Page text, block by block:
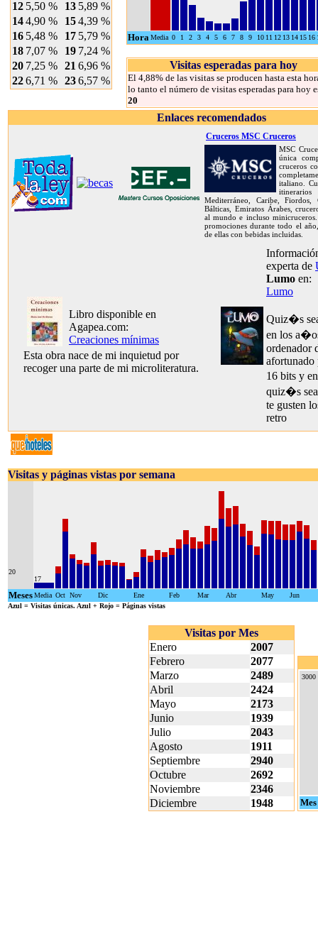
12 5,50 % 13 5,89 %
144,90 % 154,39 %
16 5,48 % 17 5,79 %
18 7,07 % 19 7,24 %
20 7,25 % 21 6,96 %
226,71 % 236,57 %
HoraMedia 0 1 2 3 4 5 6 7 8 9 10 11 12 13 14 15 16
Visitas esperadas para hoy
El 4,88% de las visitas se producen hasta esta
lo tanto el número de visitas esperadas para hoy
20
Enlaces recomendados
Cruceros MSC Cruceros
MSC
única
cruceros
italiano.
Mediterráneo, Caribe, Fiordos,
Bálticas, Emiratos Árabes,
al mundo e incluso
promociones durante todo el
de ellas con bebidas incluidas.
Libro disponible en
Agapea.com:
Creaciones mínimas
Esta obra nace de mi inquietud por
recoger una parte de mi microliteratura.
experta de
Lumo en:
Lumo
Quiz�s
en los
ordenador
afortunado
16 bits y
quiz�s
te gusten
retro
Visitas y páginas vistas por semana
20
17
MesesMedia Oct Nov Dic Ene Feb Mar Abr May
Jun
Azul = Visitas únicas. Azul + Rojo = Páginas vistas
Visitas por Mes
Enero
2007
Febrero
2077
Marzo
2489
Abril
2424
Mayo
2173
Junio
1939
Julio
2043
Agosto
1911
Septiembre
2940
Octubre
2692
Noviembre
2346
Diciembre
1948
3000
Mes